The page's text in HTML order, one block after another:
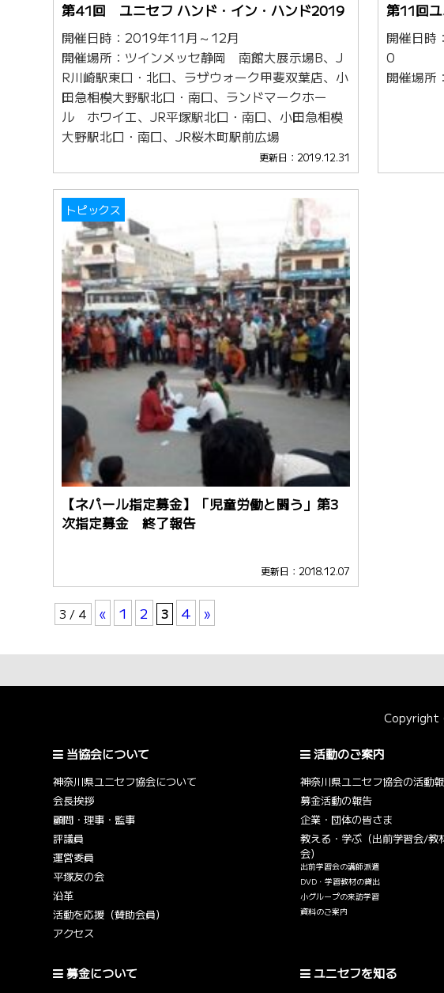
第41回 ユニセフ ハンド・イン・ハンド2019
開催日時：2019年11月～12月
開催場所：ツインメッセ静岡 南館大展示場B、J
R川崎駅東口・北口、ラザウォーク甲斐双葉店、小
田急相模大野駅北口・南口、ランドマークホー
ル ホワイエ、JR平塚駅北口・南口、小田急相模
大野駅北口・南口、JR桜木町駅前広場
更新日：2019.12.31
第11回
開催日時
0
開催場所
トピックス
【ネパール指定募金】「児童労働と闘う」第3
次指定募金 終了報告
更新日：2018.12.07
3 / 4 « 1 2 3 4 »
Copyright
当協会について
神奈川県ユニセフ協会について
会長挨拶
顧問・理事・監事
評議員
運営委員
平塚友の会
沿革
活動を応援（賛助会員）
アクセス
活動のご案内
神奈川県ユニセフ協会の活動
募金活動の報告
企業・団体の皆さま
教える・学ぶ（出前学習会/教
会）
出前学習会の講師派遣
DVD・学習教材の貸出
小グループの来訪学習
資料のご案内
募金について ユニセフを知る